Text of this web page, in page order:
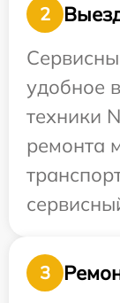
2
удобное
техники
ремонта
3